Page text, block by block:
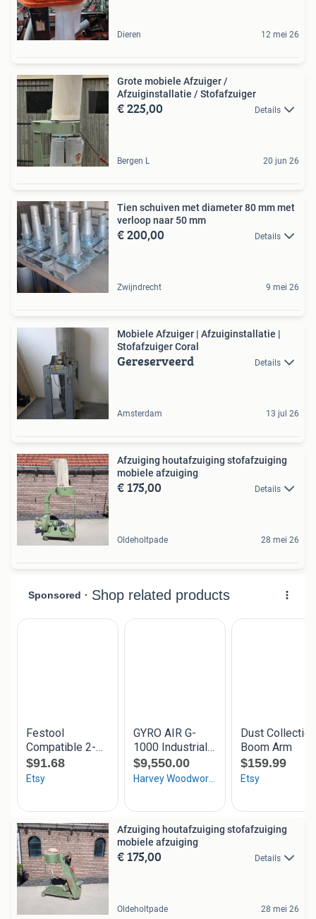
Dieren 12 mei 26
Grote mobiele Afzuiger /
Afzuiginstallatie / Stofafzuiger
€ 225,00 Details
Bergen L 20 jun 26
Tien schuiven met diameter 80 mm met
verloop naar 50 mm
€ 200,00 Details
Zwijndrecht 9 mei 26
Mobiele Afzuiger | Afzuiginstallatie |
Stofafzuiger Coral
Gereserveerd Details
Amsterdam 13 jul 26
Afzuiging houtafzuiging stofafzuiging
mobiele afzuiging
€ 175,00 Details
Oldeholtpade 28 mei 26
Afzuiging houtafzuiging stofafzuiging
mobiele afzuiging
€ 175,00 Details
Oldeholtpade 28 mei 26